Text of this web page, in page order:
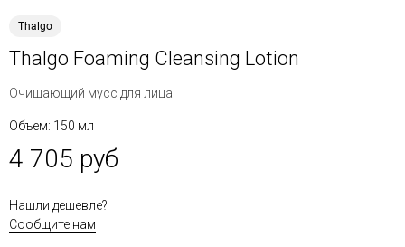
Thalgo
Thalgo Foaming Cleansing Lotion
Очищающий мусс для лица
Объем: 150 мл
4 705 руб
Нашли дешевле?
Сообщите нам